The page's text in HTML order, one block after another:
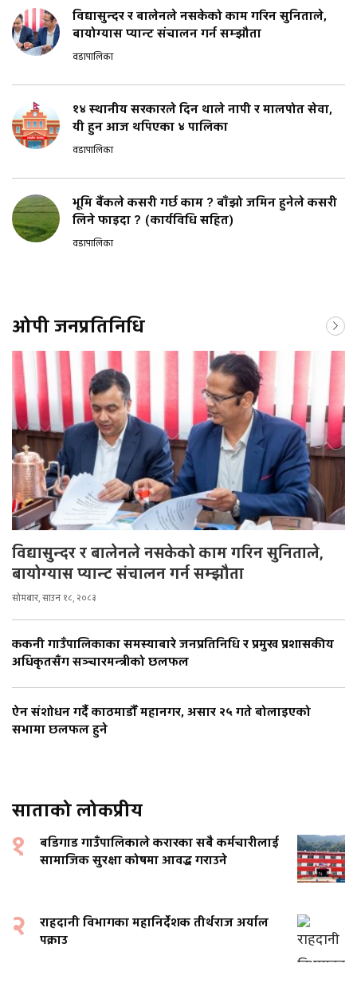
विद्यासुन्दर र बालेनले नसकेको काम गरिन सुनिताले,
बायोग्यास प्यान्ट संचालन गर्न सम्झौता
वडापालिका
१४ स्थानीय सरकारले दिन थाले नापी र मालपोत सेवा,
यी हुन आज थपिएका ४ पालिका
वडापालिका
भूमि बैंकले कसरी गर्छ काम ? बाँझो जमिन हुनेले कसरी
लिने फाइदा ? (कार्यविधि सहित)
वडापालिका
ओपी जनप्रतिनिधि
विद्यासुन्दर र बालेनले नसकेको काम गरिन सुनिताले,
बायोग्यास प्यान्ट संचालन गर्न सम्झौता
सोमबार, साउन १८, २०८३
ककनी गाउँपालिकाका समस्याबारे जनप्रतिनिधि र प्रमुख प्रशासकीय
अधिकृतसँग सञ्चारमन्त्रीको छलफल
ऐन संशोधन गर्दै काठमाडौँ महानगर, असार २५ गते बोलाइएको
सभामा छलफल हुने
साताको लोकप्रीय
१
बडिगाड गाउँपालिकाले करारका सबै कर्मचारीलाई
सामाजिक सुरक्षा कोषमा आवद्ध गराउने
२
राहदानी विभागका महानिर्देशक तीर्थराज अर्याल
पक्राउ